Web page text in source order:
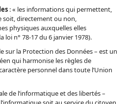
: « les informations qui permettent,
soit, directement ou non,
physiques auxquelles elles
loi n° 78-17 du 6 janvier 1978).
sur la Protection des Données – est un
qui harmonise les règles de
personnel dans toute l’Union
de l’informatique et des libertés –